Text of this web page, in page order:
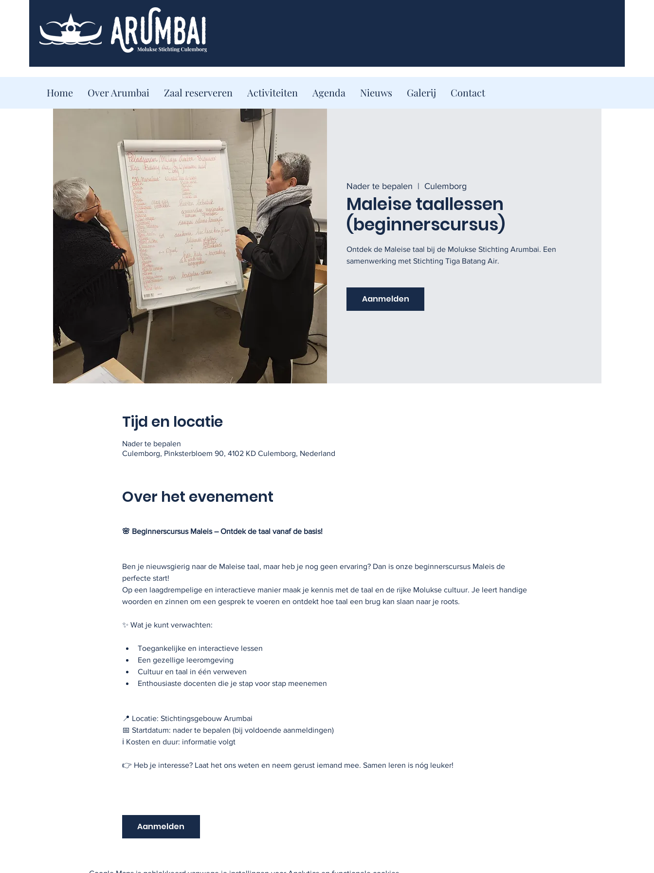
Home Over Arumbai Zaal reserveren Activiteiten Agenda Nieuws Galerij Contact
Nader te bepalen
  |
Culemborg
Maleise taallessen
(beginnerscursus)
Ontdek de Maleise taal bij de Molukse Stichting Arumbai. Een
samenwerking met Stichting Tiga Batang Air.
Aanmelden
Tijd en locatie
Nader te bepalen
Culemborg, Pinksterbloem 90, 4102 KD Culemborg, Nederland
Over het evenement
🌸 Beginnerscursus Maleis – Ontdek de taal vanaf de basis!
Ben je nieuwsgierig naar de Maleise taal, maar heb je nog geen ervaring? Dan is onze beginnerscursus Maleis de
perfecte start!
Op een laagdrempelige en interactieve manier maak je kennis met de taal en de rijke Molukse cultuur. Je leert handige
woorden en zinnen om een gesprek te voeren en ontdekt hoe taal een brug kan slaan naar je roots.
✨ Wat je kunt verwachten:
Toegankelijke en interactieve lessen
Een gezellige leeromgeving
Cultuur en taal in één verweven
Enthousiaste docenten die je stap voor stap meenemen
📍 Locatie: Stichtingsgebouw Arumbai
📅 Startdatum: nader te bepalen (bij voldoende aanmeldingen)
ℹ️ Kosten en duur: informatie volgt
👉 Heb je interesse? Laat het ons weten en neem gerust iemand mee. Samen leren is nóg leuker!
Aanmelden